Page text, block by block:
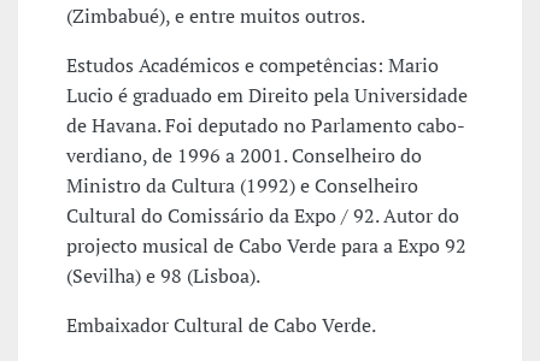
(Zimbabué), e entre muitos outros.
Estudos Académicos e competências: Mario
Lucio é graduado em Direito pela Universidade
de Havana. Foi deputado no Parlamento cabo-
verdiano, de 1996 a 2001. Conselheiro do
Ministro da Cultura (1992) e Conselheiro
Cultural do Comissário da Expo / 92. Autor do
projecto musical de Cabo Verde para a Expo 92
(Sevilha) e 98 (Lisboa).
Embaixador Cultural de Cabo Verde.